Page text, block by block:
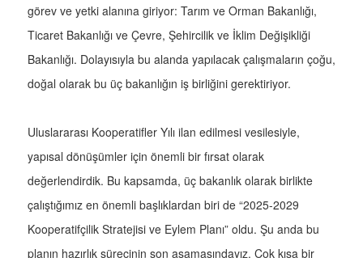
görev ve yetki alanına giriyor: Tarım ve Orman Bakanlığı,
Ticaret Bakanlığı ve Çevre, Şehircilik ve İklim Değişikliği
Bakanlığı. Dolayısıyla bu alanda yapılacak çalışmaların çoğu,
doğal olarak bu üç bakanlığın iş birliğini gerektiriyor.
Uluslararası Kooperatifler Yılı ilan edilmesi vesilesiyle,
yapısal dönüşümler için önemli bir fırsat olarak
değerlendirdik. Bu kapsamda, üç bakanlık olarak birlikte
çalıştığımız en önemli başlıklardan biri de “2025-2029
Kooperatifçilik Stratejisi ve Eylem Planı” oldu. Şu anda bu
planın hazırlık sürecinin son aşamasındayız. Çok kısa bir